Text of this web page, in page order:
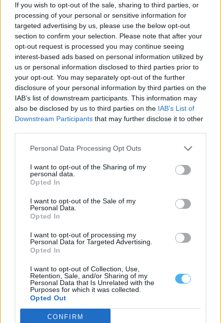
If you wish to opt-out of the sale, sharing to third parties, or
processing of your personal or sensitive information for
targeted advertising by us, please use the below opt-out
section to confirm your selection. Please note that after your
opt-out request is processed you may continue seeing
interest-based ads based on personal information utilized by
us or personal information disclosed to third parties prior to
your opt-out. You may separately opt-out of the further
disclosure of your personal information by third parties on the
IAB’s list of downstream participants. This information may
also be disclosed by us to third parties on the IAB’s List of
Downstream Participants that may further disclose it to other
Personal Data Processing Opt Outs
I want to opt-out of the Sharing of my
personal data.
Opted In
I want to opt-out of the Sale of my
Personal Data.
Opted In
I want to opt-out of processing my
Personal Data for Targeted Advertising.
Opted In
I want to opt-out of Collection, Use,
Retention, Sale, and/or Sharing of my
Personal Data that Is Unrelated with the
Purposes for which it was collected.
Opted Out
CONFIRM
Infraestruturas do Alqueva (EDIA)...
28 Julho, 2026 - 20:30
Granja
A Câmara Municipal de Mourão assinou dois protocolos de
colaboração com grupos corais da...